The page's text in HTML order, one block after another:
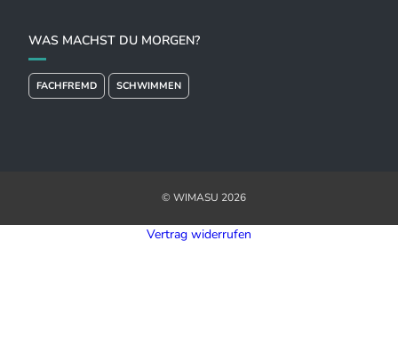
WAS MACHST DU MORGEN?
FACHFREMD SCHWIMMEN
© WIMASU 2026
Vertrag widerrufen